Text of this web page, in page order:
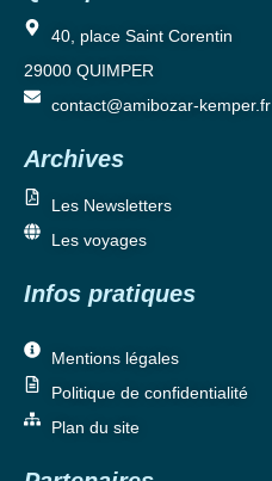
40, place Saint Corentin
29000 QUIMPER
contact@amibozar-kemper.fr
Archives
Les Newsletters
Les voyages
Infos pratiques
Mentions légales
Politique de confidentialité
Plan du site